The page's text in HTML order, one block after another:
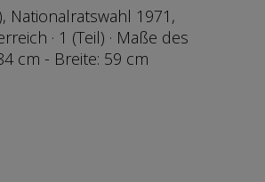
Nationalratswahl 1971,
· 1 (Teil) · Maße des
cm - Breite: 59 cm